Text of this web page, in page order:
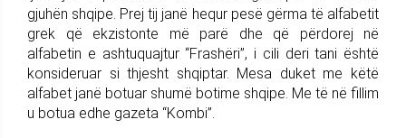
gjuhën shqipe. Prej tij janë hequr pesë gërma të alfabetit
grek që ekzistonte më parë dhe që përdorej në
alfabetin e ashtuquajtur “Frashëri”, i cili deri tani është
konsideruar si thjesht shqiptar. Mesa duket me këtë
alfabet janë botuar shumë botime shqipe. Me të në fillim
u botua edhe gazeta “Kombi”.